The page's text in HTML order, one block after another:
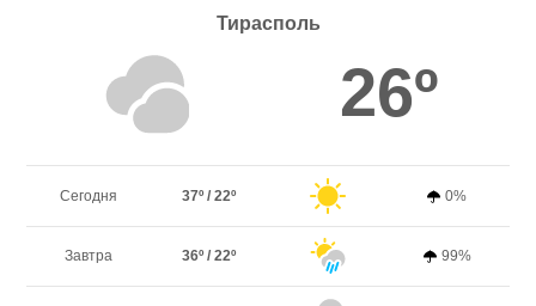
Тирасполь
26º
Сегодня 37º / 22º 0%
Завтра 36º / 22º 99%